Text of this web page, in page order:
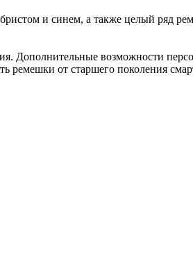
и синем, а также целый ряд
Дополнительные возможности
от старшего поколения